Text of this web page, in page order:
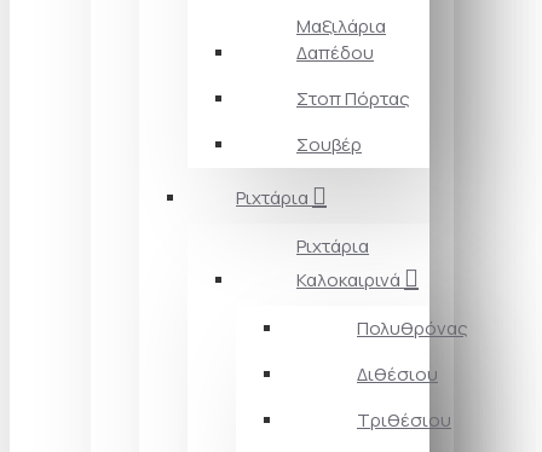
Μαξιλάρια
Δαπέδου
Στοπ Πόρτας
Σουβέρ
Ριχτάρια
Ριχτάρια
Καλοκαιρινά
Πολυθρόνας
Διθέσιου
Τριθέσιου